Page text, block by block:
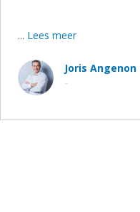
... Lees meer
Joris Angenon
-